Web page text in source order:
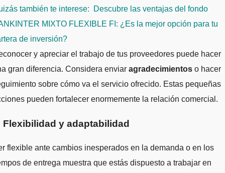
también te interese:
Descubre las ventajas del fondo
MIXTO FLEXIBLE FI: ¿Es la mejor opción para tu
de inversión?
y apreciar el trabajo de tus proveedores puede hacer
gran diferencia. Considera enviar agradecimientos o hacer
sobre cómo va el servicio ofrecido. Estas pequeñas
pueden fortalecer enormemente la relación comercial.
Flexibilidad y adaptabilidad
flexible ante cambios inesperados en la demanda o en los
de entrega muestra que estás dispuesto a trabajar en